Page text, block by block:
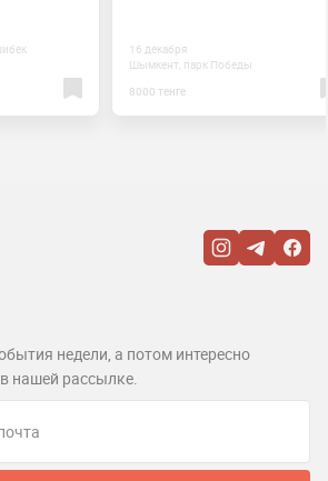
16 декабря
Шымкент, парк Победы
8000 тенге
недели, а потом интересно
нашей рассылке.